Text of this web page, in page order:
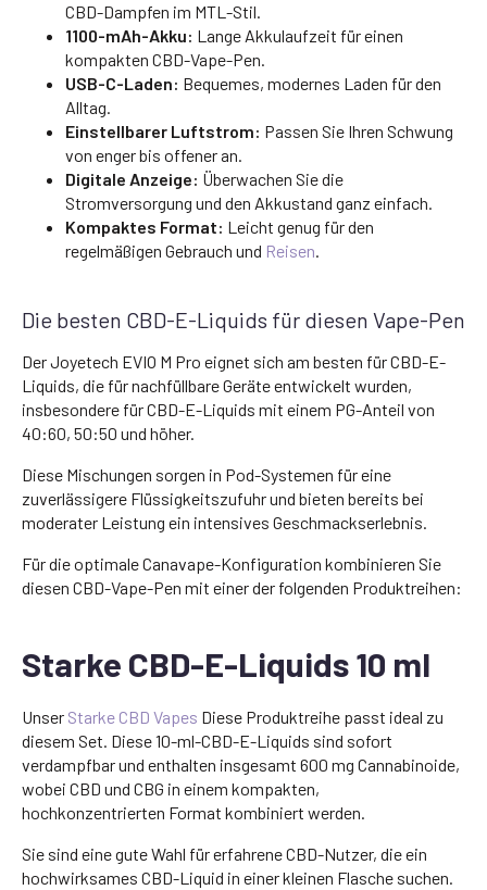
CBD-Dampfen im MTL-Stil.
1100-mAh-Akku: Lange Akkulaufzeit für einen
kompakten CBD-Vape-Pen.
USB-C-Laden: Bequemes, modernes Laden für den
Alltag.
Einstellbarer Luftstrom: Passen Sie Ihren Schwung
von enger bis offener an.
Digitale Anzeige: Überwachen Sie die
Stromversorgung und den Akkustand ganz einfach.
Kompaktes Format: Leicht genug für den
regelmäßigen Gebrauch und Reisen.
Die besten CBD-E-Liquids für diesen Vape-Pen
Der Joyetech EVIO M Pro eignet sich am besten für CBD-E-
Liquids, die für nachfüllbare Geräte entwickelt wurden,
insbesondere für CBD-E-Liquids mit einem PG-Anteil von
40:60, 50:50 und höher.
Diese Mischungen sorgen in Pod-Systemen für eine
zuverlässigere Flüssigkeitszufuhr und bieten bereits bei
moderater Leistung ein intensives Geschmackserlebnis.
Für die optimale Canavape-Konfiguration kombinieren Sie
diesen CBD-Vape-Pen mit einer der folgenden Produktreihen:
Starke CBD-E-Liquids 10 ml
Unser Starke CBD Vapes Diese Produktreihe passt ideal zu
diesem Set. Diese 10-ml-CBD-E-Liquids sind sofort
verdampfbar und enthalten insgesamt 600 mg Cannabinoide,
wobei CBD und CBG in einem kompakten,
hochkonzentrierten Format kombiniert werden.
Sie sind eine gute Wahl für erfahrene CBD-Nutzer, die ein
hochwirksames CBD-Liquid in einer kleinen Flasche suchen.